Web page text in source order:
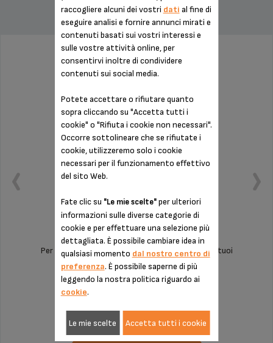
PATTINO MS-0067613
Per un utilizzo silenzioso e privo di vibrazioni dei tuoi
apparecchi!
3,10 €
raccogliere alcuni dei vostri dati al fine di
eseguire analisi e fornire annunci mirati e
contenuti basati sui vostri interessi e
sulle vostre attività online, per
consentirvi inoltre di condividere
contenuti sui social media.
Potete accettare o rifiutare quanto
sopra cliccando su "Accetta tutti i
cookie" o "Rifiuta i cookie non necessari".
Occorre sottolineare che se rifiutate i
cookie, utilizzeremo solo i cookie
necessari per il funzionamento effettivo
del sito Web.
Fate clic su "Le mie scelte"per ulteriori
informazioni sulle diverse categorie di
cookie e per effettuare una selezione più
dettagliata. È possibile cambiare idea in
qualsiasi momento dal nostro centro di
preferenza. È possibile saperne di più
leggendo la nostra politica riguardo ai
cookie.
Le mie scelte Accetta tutti i cookie